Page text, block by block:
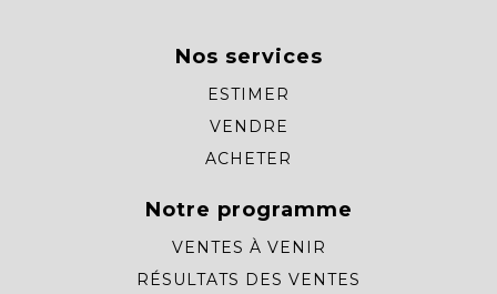
Nos services
ESTIMER
VENDRE
ACHETER
Notre programme
VENTES À VENIR
RÉSULTATS DES VENTES